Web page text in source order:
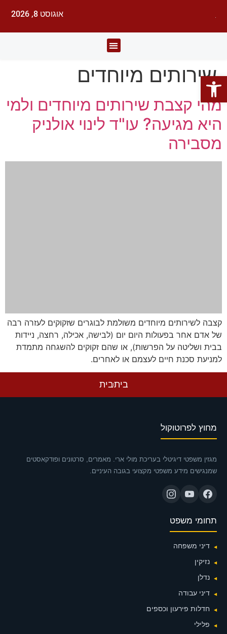
אוגוסט 8, 2026
שירותים מיוחדים
מהי קצבת שירותים מיוחדים ולמי
היא מגיעה? עו"ד לינוי אולניק
מסבירה
קצבה לשירותים מיוחדים משולמת לבוגרים שזקוקים לעזרה רבה
של אדם אחר בפעולות היום יום (לבישה, אכילה, רחצה, ניידות
בבית ושליטה על הפרשות), או שהם זקוקים להשגחה מתמדת
למניעת סכנת חיים לעצמם או לאחרים.
ביתבית
מחוץ לפרוטוקול
מגזין משפטי דיגיטלי בעריכת מולי ארי. מאמרים, סרטונים ופודקאסטים
שמנגישים מידע משפטי מקצועי בגובה העיניים.
תחומי משפט
דיני משפחה
נזיקין
נדלן
דיני עבודה
חדלות פירעון וכספים
פלילי
פתח סרגל נגישות